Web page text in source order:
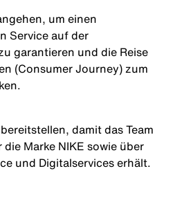
um einen
Service auf der
garantieren und die Reise
(Consumer Journey) zum
damit das Team
Marke NIKE sowie über
und Digitalservices erhält.